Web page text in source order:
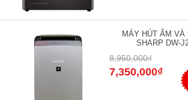
MÁY HÚT ẨM VÀ
SHARP DW-
8,950,000₫
7,350,000₫